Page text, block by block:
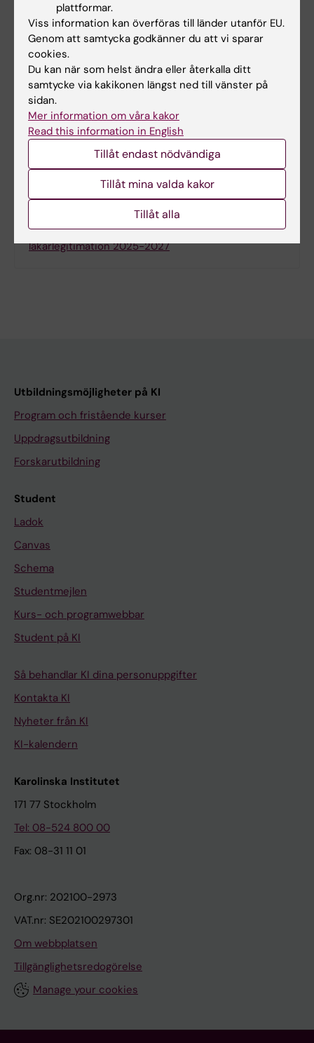
Redaktör:Cecilia Frykman Gauthier
Sidan uppdaterad:
Dela
Antagning till kompletterande utbildningar
Förändringar i kompletterande utbildning till
läkarlegitimation 2025-2027
Utbildningsmöjligheter på KI
Program och fristående kurser
Uppdragsutbildning
Forskarutbildning
Student
Ladok
Canvas
Schema
Studentmejlen
Kurs- och programwebbar
Student på KI
Så behandlar KI dina personuppgifter
Kontakta KI
Nyheter från KI
KI-kalendern
Karolinska Institutet
171 77 Stockholm
Tel: 08-524 800 00
Fax: 08-31 11 01
Org.nr: 202100-2973
VAT.nr: SE202100297301
Om webbplatsen
Tillgänglighetsredogörelse
Manage your cookies
plattformar.
Viss information kan överföras till länder utanför EU.
Genom att samtycka godkänner du att vi sparar
cookies.
Du kan när som helst ändra eller återkalla ditt
samtycke via kakikonen längst ned till vänster på
sidan.
Mer information om våra kakor
Read this information in English
Tillåt endast nödvändiga
Tillåt mina valda kakor
Tillåt alla